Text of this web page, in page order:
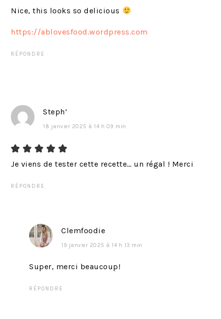
t
Nice, this looks so delicious
https://ablovesfood.wordpress.com
RÉPONDRE
Steph’
18 janvier 2025 à 14 h 09 min
Je viens de tester cette recette… un régal ! Merci
RÉPONDRE
Clemfoodie
19 janvier 2025 à 14 h 13 min
Super, merci beaucoup!
RÉPONDRE